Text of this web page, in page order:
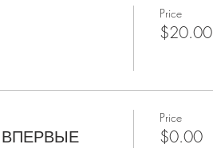
Price
$20.00
ВПЕРВЫЕ
Price
$0.00